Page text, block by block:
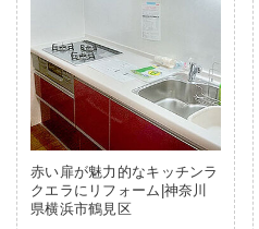
赤い扉が魅力的なキッチンラ
クエラにリフォーム|神奈川
県横浜市鶴見区